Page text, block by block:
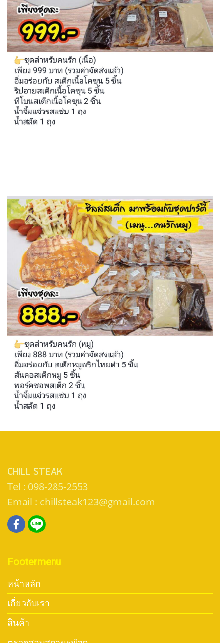
CHILL STEAK
Tel : 098-285-2553
Email : chillsteak123@gmail.com
Footermenu
หน้าหลัก
เกี่ยวกับเรา
สินค้า